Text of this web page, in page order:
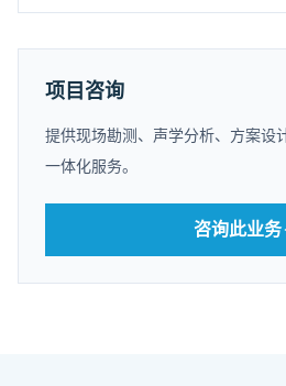
项目咨询
提供现场勘测、声学分析、方案设
一体化服务。
咨询此业务